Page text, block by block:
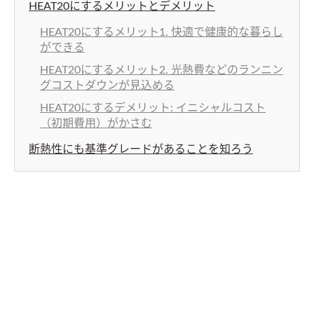
HEAT20にするメリットとデメリット
HEAT20にするメリット1. 快適で健康的な暮らし
ができる
HEAT20にするメリット2. 光熱費などのランニン
グコストダウンが見込める
HEAT20にするデメリット: イニシャルコスト
（初期費用）がかさむ
断熱性にも基準グレードがあることを知ろう